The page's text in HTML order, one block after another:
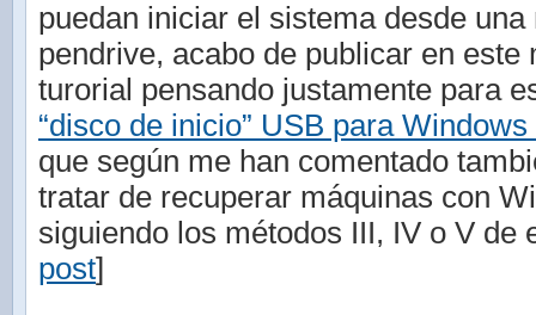
puedan iniciar el sistema desde
pendrive, acabo de publicar en este
turorial pensando justamente para
“disco de inicio” USB para
que según me han comentado
tratar de recuperar máquinas con
siguiendo los métodos III, IV o V de
post]